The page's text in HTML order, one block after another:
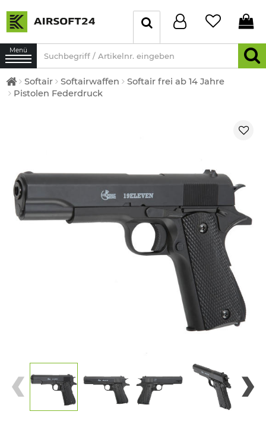
Menü
Softair Softairwaffen
Softair frei ab 14 Jahre
Pistolen Federdruck